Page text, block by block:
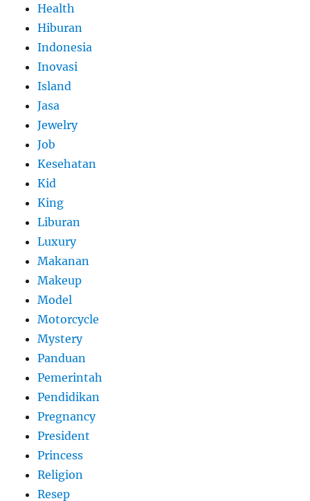
Health
Hiburan
Indonesia
Inovasi
Island
Jasa
Jewelry
Job
Kesehatan
Kid
King
Liburan
Luxury
Makanan
Makeup
Model
Motorcycle
Mystery
Panduan
Pemerintah
Pendidikan
Pregnancy
President
Princess
Religion
Resep